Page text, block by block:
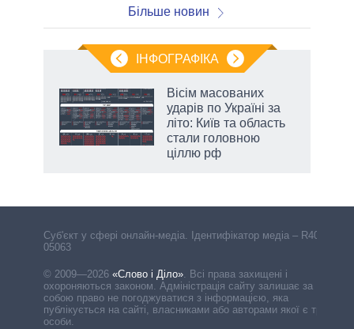
Більше новин
ІНФОГРАФІКА
Вісім масованих
ударів по Україні за
літо: Київ та область
стали головною
ціллю рф
Cуб'єкт у сфері онлайн-медіа. Ідентифікатор медіа – R40-
05063
© 2009—2026 «Слово і Діло». Всі права захищені і
охороняються законом. Адміністрація сайту залишає за
собою право не погоджуватися з інформацією, яка
публікується на сайті, власниками або авторами якої є треті
особи.